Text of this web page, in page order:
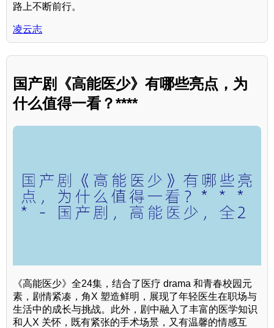
路上不断前行。
凌云志
国产剧《高能医少》有哪些亮点，为
什么值得一看？****
《高能医少》全24集，结合了医疗 drama 和青春校园元
素，剧情紧凑，角X 塑造鲜明，展现了年轻医生在职场与
生活中的成长与挑战。此外，剧中融入了丰富的医学知识
和人X 关怀，既有紧张的手术场景，又有温馨的情感互